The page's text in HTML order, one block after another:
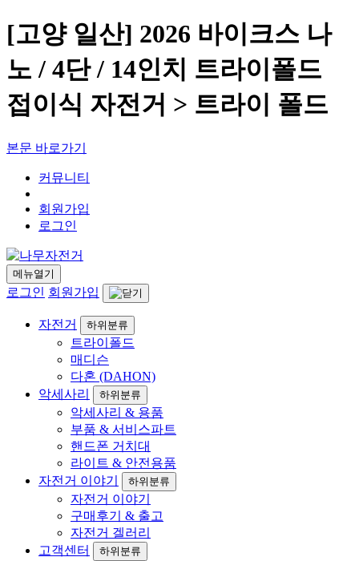
[고양 일산] 2026 바이크스 나
노 / 4단 / 14인치 트라이폴드
접이식 자전거 > 트라이 폴드
본문 바로가기
커뮤니티
회원가입
로그인
메뉴열기
로그인 회원가입
자전거 하위분류
트라이폴드
매디슨
다혼 (DAHON)
악세사리
하위분류
악세사리 & 용품
부품 & 서비스파트
핸드폰 거치대
라이트 & 안전용품
자전거 이야기
하위분류
자전거 이야기
구매후기 & 출고
자전거 겔러리
고객센터
하위분류